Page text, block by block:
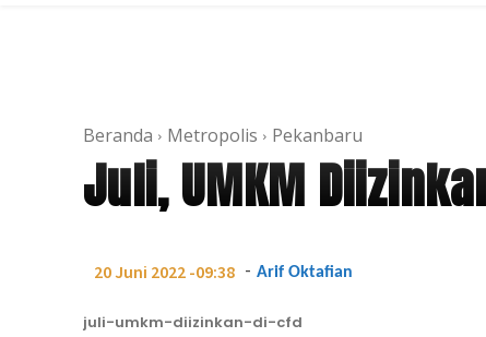
Beranda Metropolis Pekanbaru
Juli, UMKM
20 Juni 2022 -09:38 - Arif Oktafian
juli-umkm-diizinkan-di-cfd